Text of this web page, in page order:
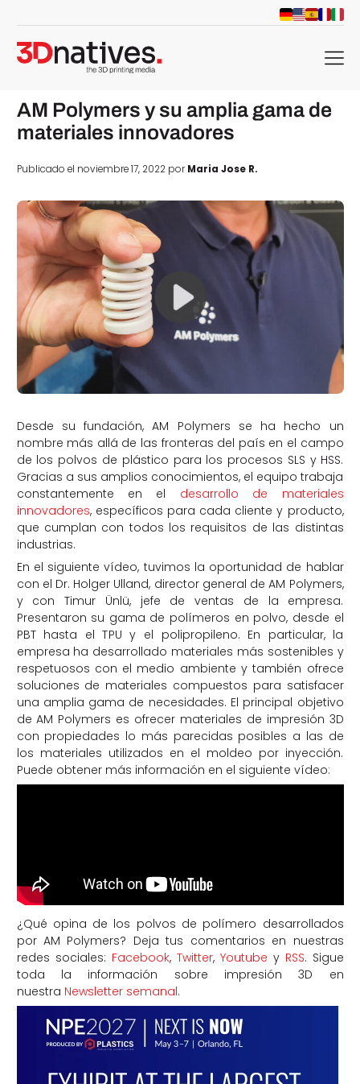
menu
AM Polymers y su amplia gama de
materiales innovadores
Publicado el noviembre 17, 2022 porMaria Jose R.
Desde su fundación, AM Polymers se ha hecho un
nombre más allá de las fronteras del país en el campo
de los polvos de plástico para los procesos SLS y HSS.
Gracias a sus amplios conocimientos, el equipo trabaja
constantemente en el desarrollo de materiales
innovadores, específicos para cada cliente y producto,
que cumplan con todos los requisitos de las distintas
industrias.
En el siguiente vídeo, tuvimos la oportunidad de hablar
con el Dr. Holger Ulland, director general de AM Polymers,
y con Timur Ünlü, jefe de ventas de la empresa.
Presentaron su gama de polímeros en polvo, desde el
PBT hasta el TPU y el polipropileno. En particular, la
empresa ha desarrollado materiales más sostenibles y
respetuosos con el medio ambiente y también ofrece
soluciones de materiales compuestos para satisfacer
una amplia gama de necesidades. El principal objetivo
de AM Polymers es ofrecer materiales de impresión 3D
con propiedades lo más parecidas posibles a las de
los materiales utilizados en el moldeo por inyección.
Puede obtener más información en el siguiente vídeo:
¿Qué opina de los polvos de polímero desarrollados
por AM Polymers? Deja tus comentarios en nuestras
redes sociales: Facebook, Twitter, Youtube y RSS. Sigue
toda la información sobre impresión 3D en
nuestra Newsletter semanal.